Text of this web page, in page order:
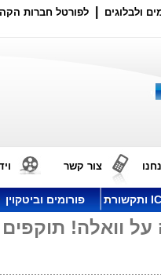
ולבלוגים לפורטל חברות
צור קשר
פורומים וביטקוין
וואלה!